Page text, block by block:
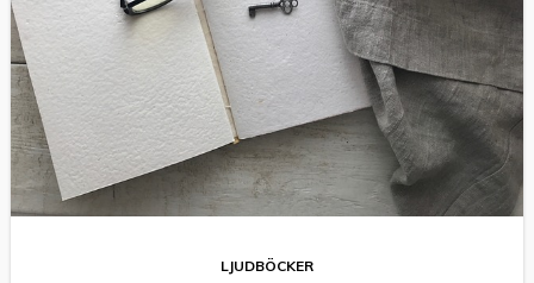
LJUDBÖCKER